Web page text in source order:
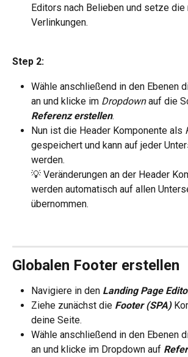
Editors nach Belieben und setze die
Verlinkungen.
Step 2:
Wähle anschließend in den Ebenen
an und klicke im Dropdown auf die
Referenz erstellen.
Nun ist die Header Komponente als
gespeichert und kann auf jeder
werden.
💡 Veränderungen an der Header
werden automatisch auf allen
übernommen.
Globalen Footer erstellen
Navigiere in den Landing Page
Ziehe zunächst die Footer (SPA)
deine Seite.
Wähle anschließend in den Ebenen
an und klicke im Dropdown auf